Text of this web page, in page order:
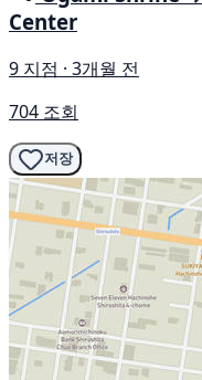
Center
9 지점 · 3개월 전
704 조회
저장